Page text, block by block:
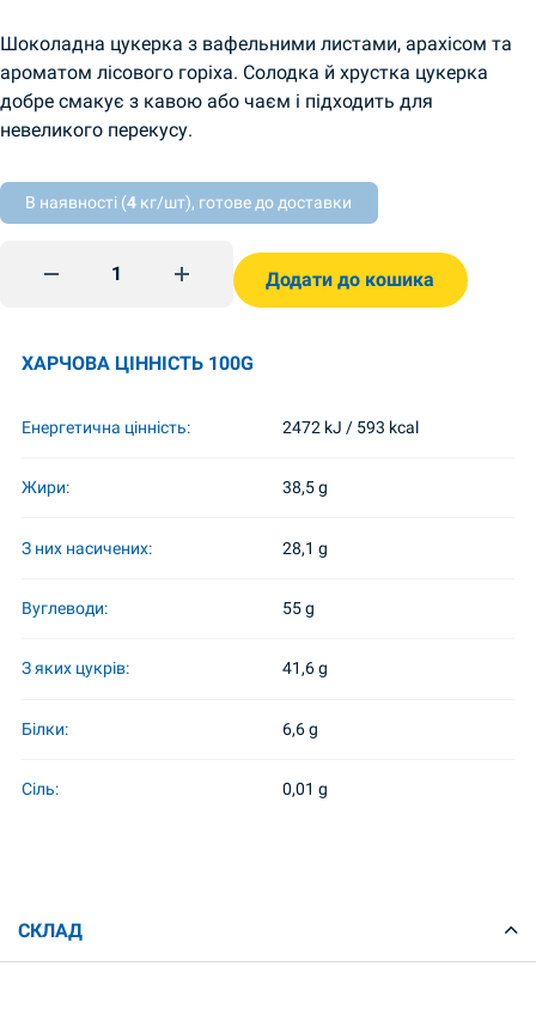
Шоколадна цукерка з вафельними листами, арахісом та
ароматом лісового горіха. Солодка й хрустка цукерка
добре смакує з кавою або чаєм і підходить для
невеликого перекусу.
В наявності (4 кг/шт), готове до доставки
Цукерки Tortini Kyiv Ametist quantity
Додати до кошика
ХАРЧОВА ЦІННІСТЬ 100G
Енергетична цінність: 2472 kJ / 593 kcal
Жири: 38,5 g
З них насичених: 28,1 g
Вуглеводи: 55 g
З яких цукрів: 41,6 g
Білки: 6,6 g
Сіль: 0,01 g
СКЛАД